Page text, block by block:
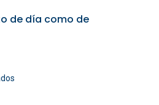
de día como de